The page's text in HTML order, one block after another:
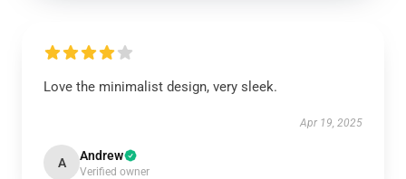
Love the minimalist design, very sleek.
Apr 19, 2025
A Andrew
Verified owner